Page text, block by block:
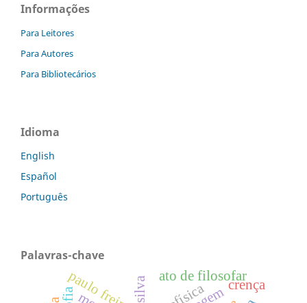
Informações
Para Leitores
Para Autores
Para Bibliotecários
Idioma
English
Español
Português
Palavras-chave
paulo freire ato de filosofar
crença